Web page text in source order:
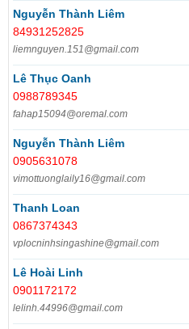
Nguyễn Thành Liêm
84931252825
liemnguyen.151@gmail.com
Lê Thục Oanh
0988789345
fahap15094@oremal.com
Nguyễn Thành Liêm
0905631078
vimottuonglaily16@gmail.com
Thanh Loan
0867374343
vplocninhsingashine@gmail.com
Lê Hoài Linh
0901172172
lelinh.44996@gmail.com